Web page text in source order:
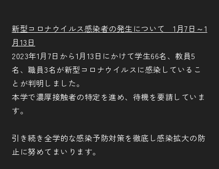
新型コロナウイルス感染者の発生について 1月7日～1
月13日
2023年1月7日から1月13日にかけて学生66名、教員5
名、職員3名が新型コロナウイルスに感染しているこ
とが判明しました。
本学で濃厚接触者の特定を進め、待機を要請していま
す。
引き続き全学的な感染予防対策を徹底し感染拡大の防
止に努めてまいります。